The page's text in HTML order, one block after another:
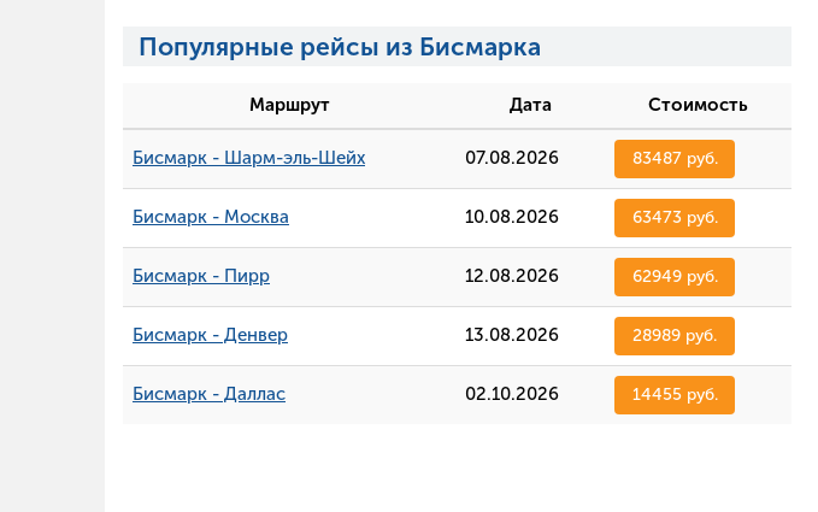
Популярные рейсы из Бисмарка
Маршрут Дата Стоимость
Бисмарк - Шарм-эль-Шейх 07.08.2026 83487 руб.
Бисмарк - Москва 10.08.2026 63473 руб.
Бисмарк - Пирр 12.08.2026 62949 руб.
Бисмарк - Денвер 13.08.2026 28989 руб.
Бисмарк - Даллас 02.10.2026 14455 руб.